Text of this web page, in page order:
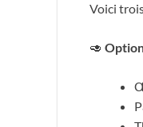
Voici
🥑